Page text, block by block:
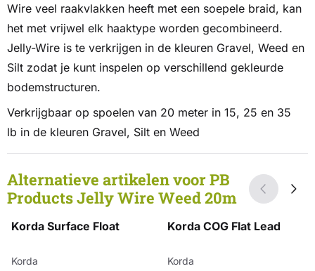
Wire veel raakvlakken heeft met een soepele braid, kan
het met vrijwel elk haaktype worden gecombineerd.
Jelly-Wire is te verkrijgen in de kleuren Gravel, Weed en
Silt zodat je kunt inspelen op verschillend gekleurde
bodemstructuren.
Verkrijgbaar op spoelen van 20 meter in 15, 25 en 35
lb in de kleuren Gravel, Silt en Weed
Alternatieve artikelen voorPB
Products Jelly Wire Weed 20m
Korda Surface Float
Merk:
Korda
Korda COG Flat Lead
Merk:
Korda